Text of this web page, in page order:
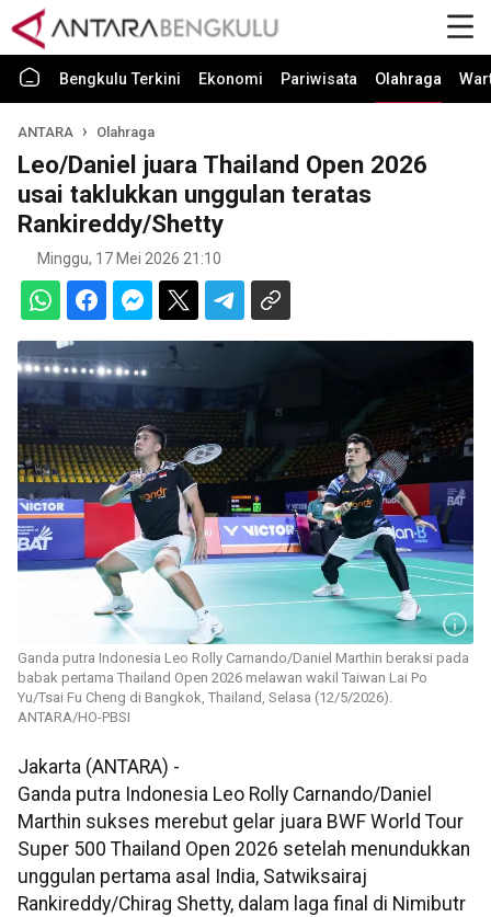
Bengkulu Terkini Ekonomi Pariwisata Olahraga
ANTARA Olahraga
Leo/Daniel juara Thailand Open 2026
usai taklukkan unggulan teratas
Rankireddy/Shetty
Minggu, 17 Mei 2026 21:10
Ganda putra Indonesia Leo Rolly Carnando/Daniel Marthin beraksi pada
babak pertama Thailand Open 2026 melawan wakil Taiwan Lai Po
Yu/Tsai Fu Cheng di Bangkok, Thailand, Selasa (12/5/2026).
ANTARA/HO-PBSI
Jakarta (ANTARA) -
Ganda putra Indonesia Leo Rolly Carnando/Daniel
Marthin sukses merebut gelar juara BWF World Tour
Super 500 Thailand Open 2026 setelah menundukkan
unggulan pertama asal India, Satwiksairaj
Rankireddy/Chirag Shetty, dalam laga final di Nimibutr